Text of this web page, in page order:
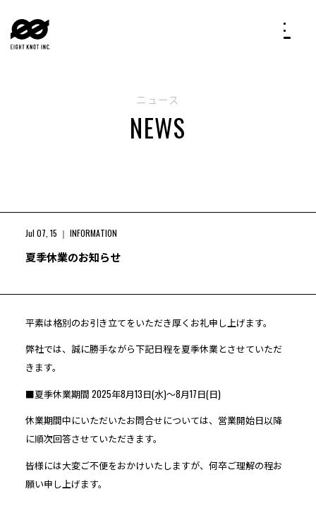
ニュース
NEWS
Jul 07, 15 INFORMATION
夏季休業のお知らせ
平素は格別のお引き立てをいただき厚くお礼申し上げます。
弊社では、誠に勝手ながら下記日程を夏季休業とさせていただ
きます。
■夏季休業期間 2025年8月13日(水)〜8月17日(日)
休業期間中にいただいたお問合せについては、営業開始日以降
に順次回答させていただきます。
皆様には大変ご不便をおかけいたしますが、何卒ご理解の程お
願い申し上げます。